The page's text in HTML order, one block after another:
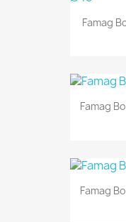
Famag
Famag
Famag